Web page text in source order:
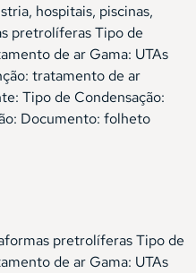
hospitais, piscinas,
pretrolíferas Tipo de
de ar Gama: UTAs
tratamento de ar
Tipo de Condensação:
Documento: folheto
pretrolíferas Tipo de
de ar Gama: UTAs